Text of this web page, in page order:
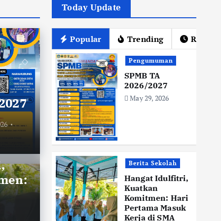
Kuatkan
Pertama Masuk
Today Update
Popular Trending Recent
Pengumuman
SPMB TA
2026/2027
May 29, 2026
Berita Sekolah
Hangat Idulfitri,
Kuatkan
Komitmen: Hari
Pertama Masuk
Kerja di SMA